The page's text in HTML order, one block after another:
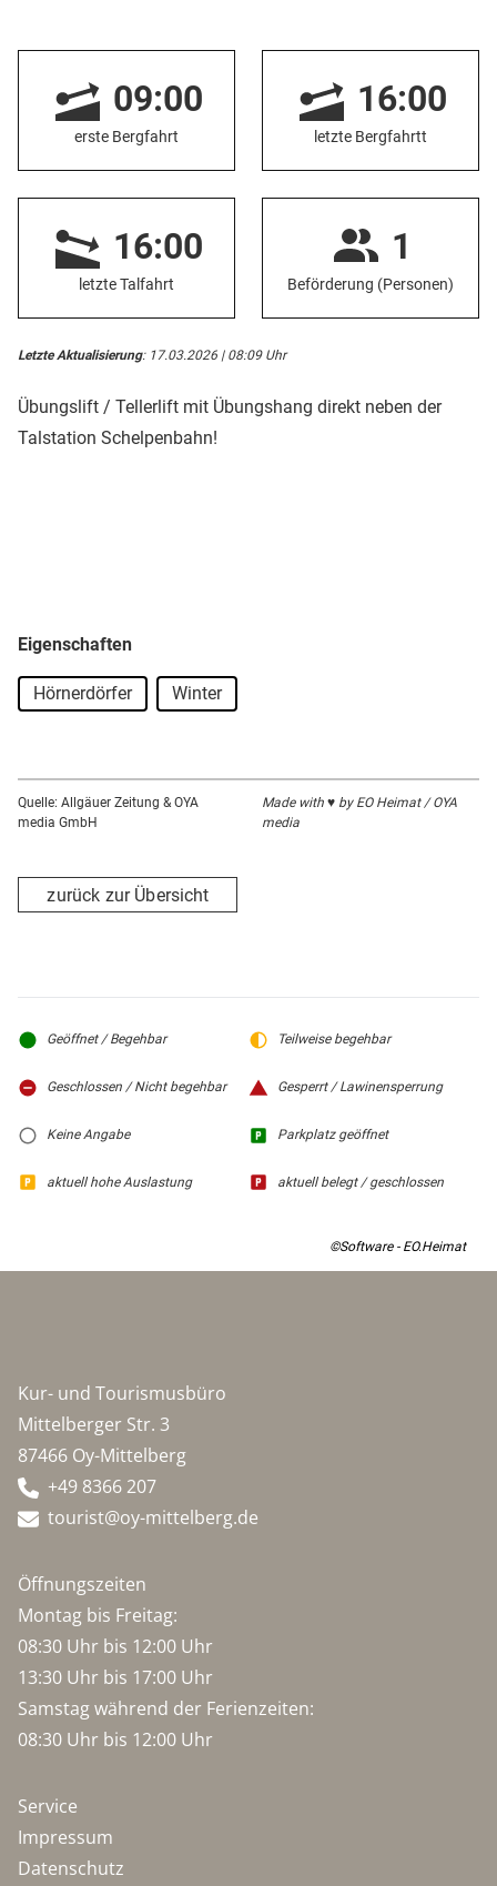
09:00
erste Bergfahrt
16:00
letzte Bergfahrtt
16:00
letzte Talfahrt
1
Beförderung (Personen)
Letzte Aktualisierung: 17.03.2026 | 08:09 Uhr
Übungslift / Tellerlift mit Übungshang direkt neben der
Talstation Schelpenbahn!
Eigenschaften
Hörnerdörfer Winter
Quelle: Allgäuer Zeitung & OYA
media GmbH
Made with ♥ by EO Heimat / OYA
media
zurück zur Übersicht
Geöffnet / Begehbar Teilweise begehbar
Geschlossen / Nicht begehbar Gesperrt / Lawinensperrung
Keine Angabe Parkplatz geöffnet
aktuell hohe Auslastung aktuell belegt / geschlossen
©Software - EO.Heimat
Kur- und Tourismusbüro
Mittelberger Str. 3
87466 Oy-Mittelberg
+49 8366 207
tourist@oy-mittelberg.de
Öffnungszeiten
Montag bis Freitag:
08:30 Uhr bis 12:00 Uhr
13:30 Uhr bis 17:00 Uhr
Samstag während der Ferienzeiten:
08:30 Uhr bis 12:00 Uhr
Service
Impressum
Datenschutz